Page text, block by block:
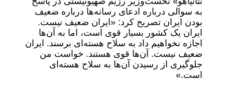
به سوالی درباره ادعای رسانه‌ها درباره ضعیف
بودن ایران تصریح کرد: «ایران ضعیف نیست.
ایران یک کشور بسیار قوی است، اما به آن‌ها
اجازه نخواهیم داد به سلاح هسته‌ای برسند. ایران
ضعیف نیست. آن‌ها قوی هستند. خواست من
جلوگیری از رسیدن آن‌ها به سلاح هسته‌ای
است.»